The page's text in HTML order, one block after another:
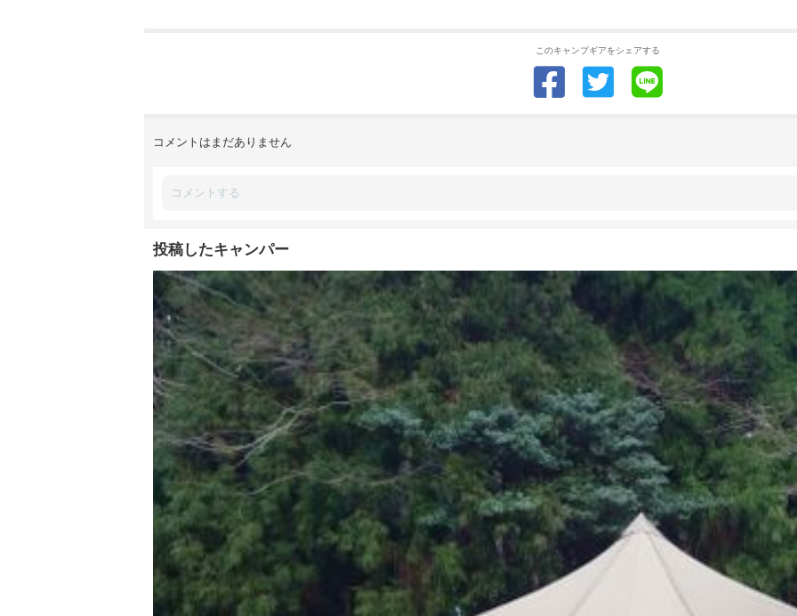
このキャンプギアをシェアする
コメントはまだありません
投稿したキャンパー